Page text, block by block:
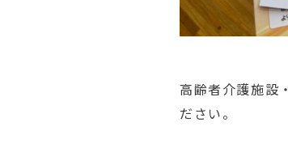
高齢者介護施設・
だ さい。